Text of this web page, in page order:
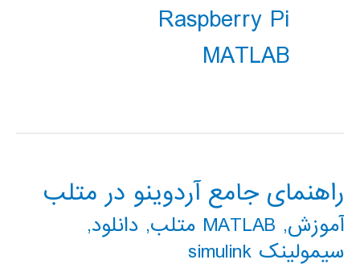
Raspberry Pi
MATLAB
راهنمای جامع آردوینو در متلب
آموزش, MATLAB متلب , دانلود,
سیمولینک simulink